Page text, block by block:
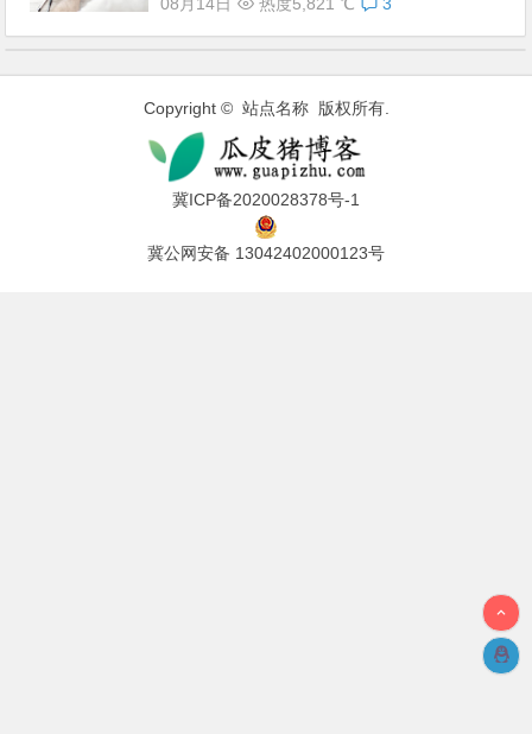
Copyright © 站点名称 版权所有.
冀ICP备2020028378号-1
冀公网安备 13042402000123号